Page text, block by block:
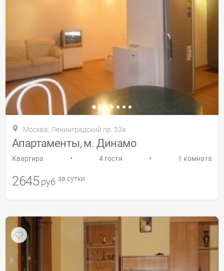
Москва, Ленинградский пр. 33а
Апартаменты, м. Динамо
Квартира • 4 гостя • 1 комната
2645 руб за сутки